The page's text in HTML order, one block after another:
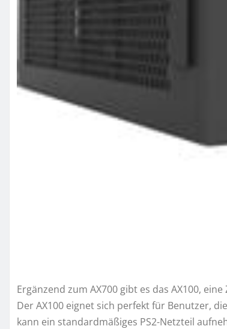
Ergänzend zum AX700 gibt es das AX100,
Der AX100 eignet sich perfekt für Benutzer,
kann ein standardmäßiges PS2-Netzteil